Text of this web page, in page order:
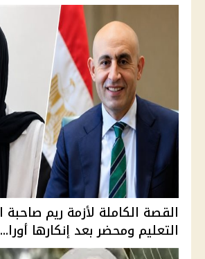
التعليم ومحضر بعد إنكارها أورا...